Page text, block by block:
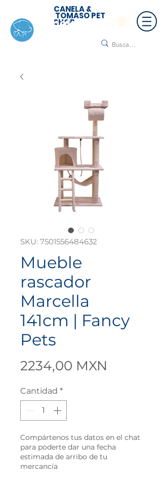
CANELA &
TOMASO PET
SHOP
SKU: 7501556484632
Mueble
rascador
Marcella
141cm | Fancy
Pets
2234,00 MXN
Cantidad *
Compártenos tus datos en el chat
para poderte dar una fecha
estimada de arribo de tu
mercancía